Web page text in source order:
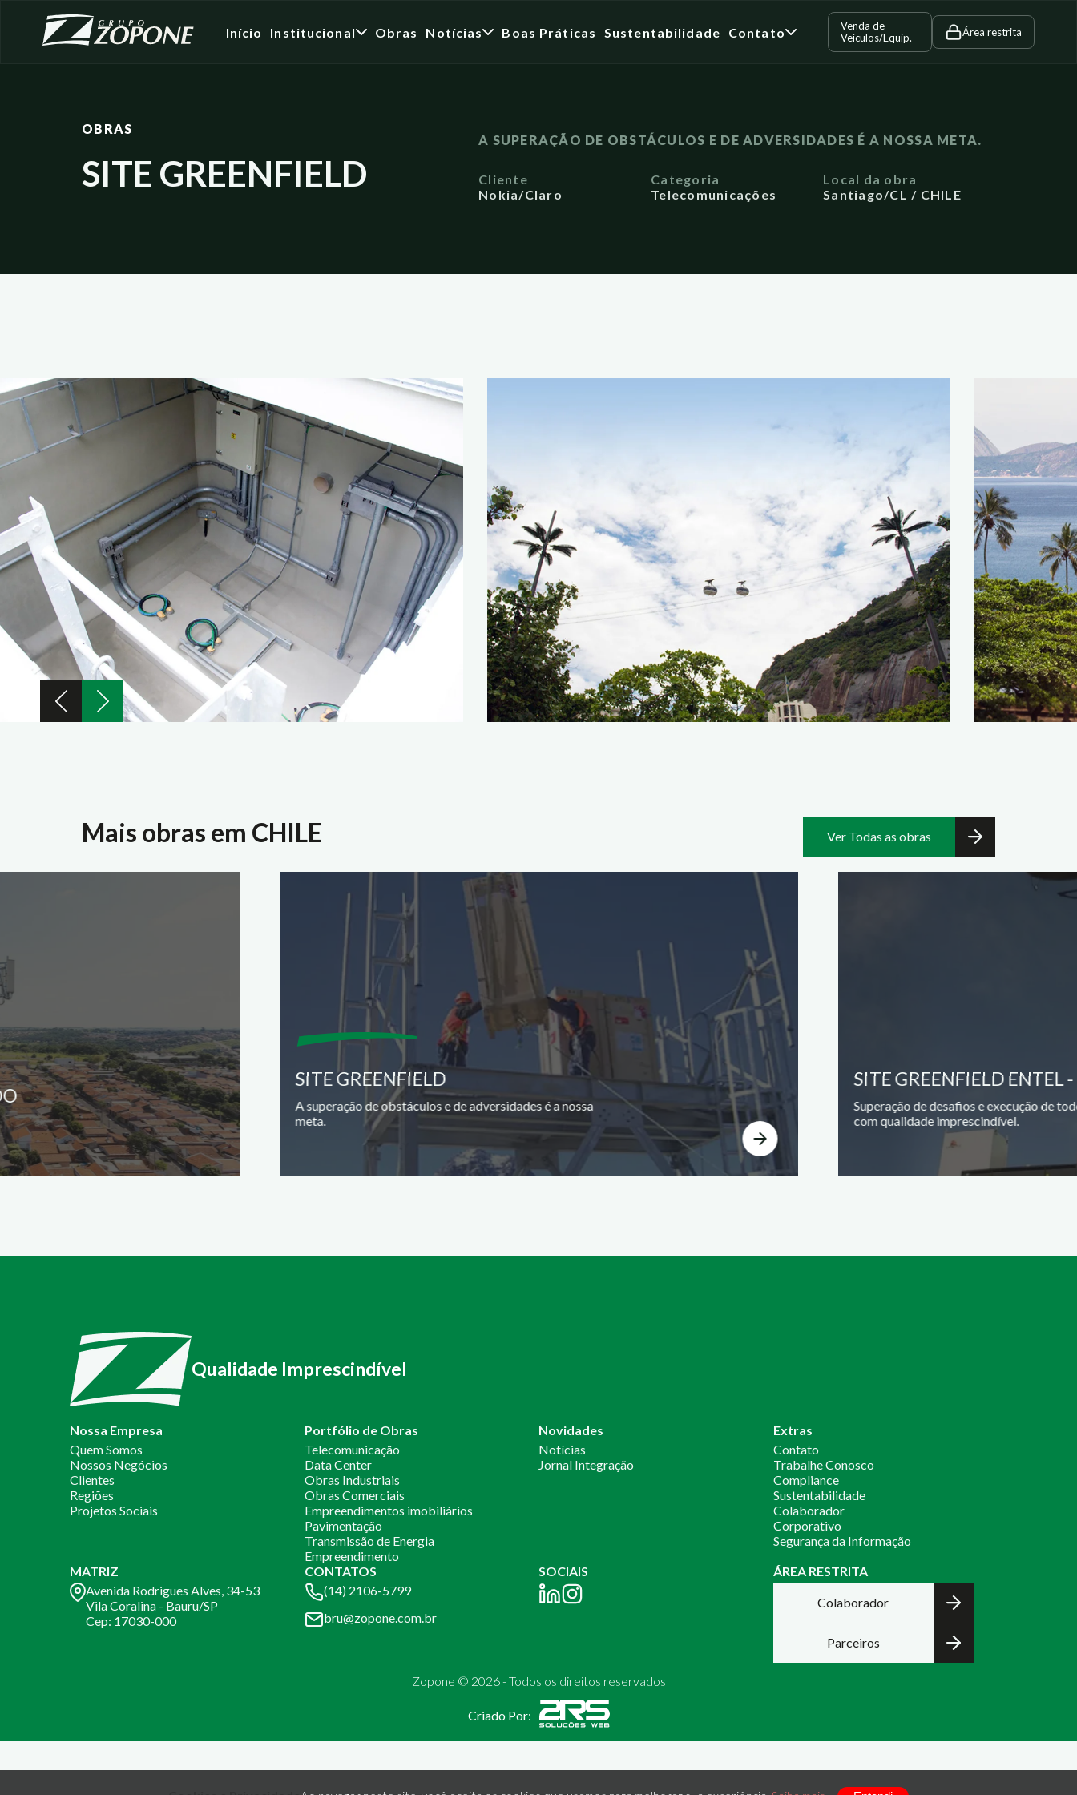
Início Institucional Obras Notícias Boas Práticas Sustentabilidade Contato
Venda de
Veículos/Equip.
Área restrita
OBRAS
SITE GREENFIELD
A SUPERAÇÃO DE OBSTÁCULOS E DE ADVERSIDADES É A NOSSA META.
Cliente
Nokia/Claro
Categoria
Telecomunicações
Local da obra
Santiago/CL / CHILE
Mais obras em CHILE Ver Todas as obras
SITE GREENFIELD
A superação de obstáculos e de adversidades é a nossa
meta.
SITE GREENFIELD ENTEL
Superação de desafios e execução de
com qualidade imprescindível.
Qualidade Imprescindível
Nossa Empresa
Quem Somos
Nossos Negócios
Clientes
Regiões
Projetos Sociais
Portfólio de Obras
Telecomunicação
Data Center
Obras Industriais
Obras Comerciais
Empreendimentos imobiliários
Pavimentação
Transmissão de Energia
Empreendimento
Novidades
Notícias
Jornal Integração
Extras
Contato
Trabalhe Conosco
Compliance
Sustentabilidade
Colaborador
Corporativo
Segurança da Informação
MATRIZ
Avenida Rodrigues Alves, 34-53
Vila Coralina - Bauru/SP
Cep: 17030-000
CONTATOS
(14) 2106-5799
bru@zopone.com.br
SOCIAIS ÁREA RESTRITA
Colaborador
Parceiros
Zopone © 2026 - Todos os direitos reservados
Criado Por: